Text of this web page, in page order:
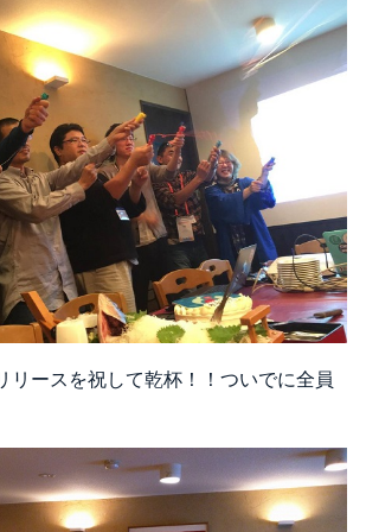
リースを祝して乾杯！！ついでに全員